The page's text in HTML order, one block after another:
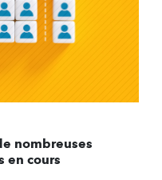
nombreuses
en cours